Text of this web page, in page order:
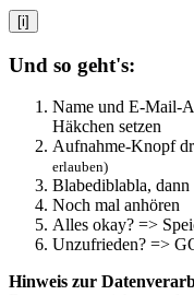
[i]
Und so geht's:
Name und E-Mail-
Häkchen setzen
Aufnahme-Knopf
erlauben)
Blabediblabla, dann
Noch mal anhören
Alles okay? =>
Unzufrieden? =>
Hinweis zur